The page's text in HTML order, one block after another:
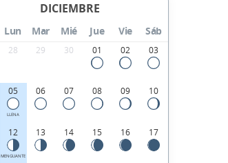
DICIEMBRE
Lun Mar Mié Jue Vie Sáb
28 29 30 01 02 03
05
LLENA
06 07 08 09 10
12
MENGUANTE
13 14 15 16 17